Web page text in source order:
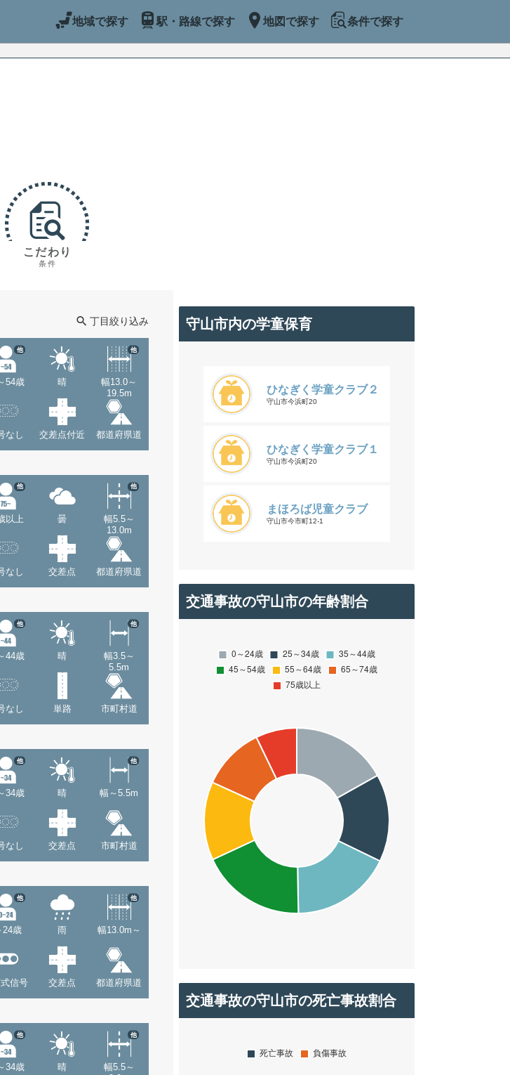
地域で探す 駅・路線で探す 地図で探す 条件で探す
こだわり
条件
丁目絞り込み
54歳
他
晴
幅13.0～
19.5m
他
なし 交差点付近 都道府県道
以上
他
曇
幅5.5～
13.0m
他
なし 交差点 都道府県道
44歳
他
晴
幅3.5～
5.5m
他
なし 単路 市町村道
34歳
他
晴 幅～5.5m
他
なし 交差点 市町村道
24歳
他
雨 幅13.0m～
他
式信号 交差点 都道府県道
34歳
他
晴
幅5.5～
他
守山市内の学童保育
ひなぎく学童クラブ２
守山市今浜町20
ひなぎく学童クラブ１
守山市今浜町20
まほろば児童クラブ
守山市今市町12-1
交通事故の守山市の年齢割合
交通事故の守山市の死亡事故割合